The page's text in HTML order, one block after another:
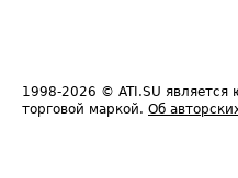
1998-2026 © ATI.SU является
торговой маркой. Об